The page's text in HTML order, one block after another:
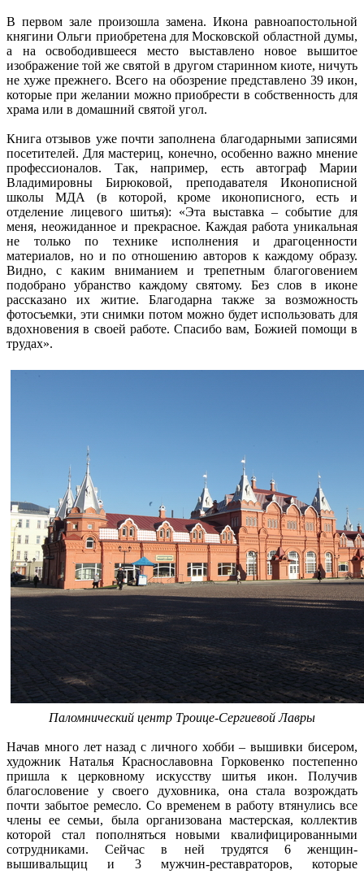
В первом зале произошла замена. Икона равноапостольной
княгини Ольги приобретена для Московской областной думы,
а на освободившееся место выставлено новое вышитое
изображение той же святой в другом старинном киоте, ничуть
не хуже прежнего. Всего на обозрение представлено 39 икон,
которые при желании можно приобрести в собственность для
храма или в домашний святой угол.
Книга отзывов уже почти заполнена благодарными записями
посетителей. Для мастериц, конечно, особенно важно мнение
профессионалов. Так, например, есть автограф Марии
Владимировны Бирюковой, преподавателя Иконописной
школы МДА (в которой, кроме иконописного, есть и
отделение лицевого шитья): «Эта выставка – событие для
меня, неожиданное и прекрасное. Каждая работа уникальная
не только по технике исполнения и драгоценности
материалов, но и по отношению авторов к каждому образу.
Видно, с каким вниманием и трепетным благоговением
подобрано убранство каждому святому. Без слов в иконе
рассказано их житие. Благодарна также за возможность
фотосъемки, эти снимки потом можно будет использовать для
вдохновения в своей работе. Спасибо вам, Божией помощи в
трудах».
Паломнический центр Троице-Сергиевой Лавры
Начав много лет назад с личного хобби – вышивки бисером,
художник Наталья Краснославовна Горковенко постепенно
пришла к церковному искусству шитья икон. Получив
благословение у своего духовника, она стала возрождать
почти забытое ремесло. Со временем в работу втянулись все
члены ее семьи, была организована мастерская, коллектив
которой стал пополняться новыми квалифицированными
сотрудниками. Сейчас в ней трудятся 6 женщин-
вышивальщиц и 3 мужчин-реставраторов, которые